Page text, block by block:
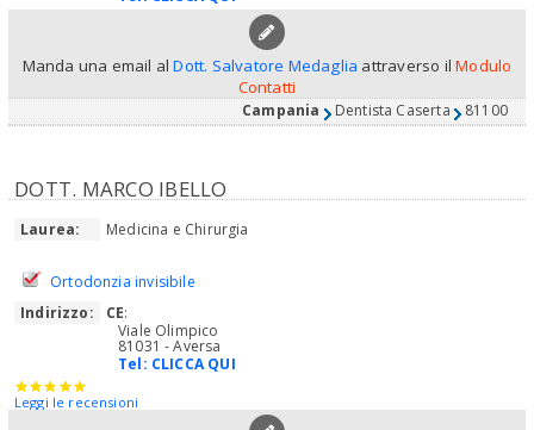
Manda una email alDott. Salvatore Medaglia attraverso ilModulo
Contatti
Campania Dentista Caserta 81100
DOTT. MARCO IBELLO
Laurea: Medicina e Chirurgia
Ortodonzia invisibile
Indirizzo:
CE:
Viale Olimpico
81031 - Aversa
Tel: CLICCA QUI
Leggi le recensioni